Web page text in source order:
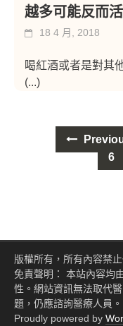
越多可能反而
18 4 月, 2018
喝紅酒或者是對其
(...)
navigation
6
版權所有，所有內容禁
免責聲明： 本站內容均
性。網站資訊無法取代
題，仍應諮詢醫療人員。
Proudly powered by